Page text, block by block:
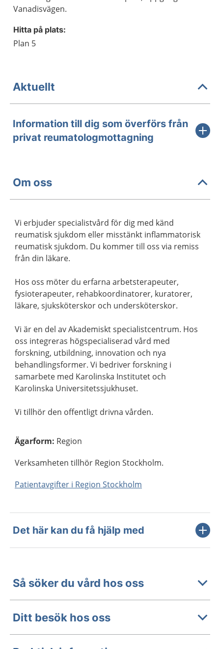
Vanadisvägen.
Hitta på plats:
Plan 5
Aktuellt
Information till dig som överförs från
privat reumatologmottagning
Om oss
Vi erbjuder specialistvård för dig med känd
reumatisk sjukdom eller misstänkt inflammatorisk
reumatisk sjukdom. Du kommer till oss via remiss
från din läkare.
Hos oss möter du erfarna arbetsterapeuter,
fysioterapeuter, rehabkoordinatorer, kuratorer,
läkare, sjuksköterskor och undersköterskor.
Vi är en del av Akademiskt specialistcentrum. Hos
oss integreras högspecialiserad vård med
forskning, utbildning, innovation och nya
behandlingsformer. Vi bedriver forskning i
samarbete med Karolinska Institutet och
Karolinska Universitetssjukhuset.
Vi tillhör den offentligt drivna vården.
Ägarform: Region
Verksamheten tillhör Region Stockholm.
Patientavgifter i Region Stockholm
Det här kan du få hjälp med
Så söker du vård hos oss
Ditt besök hos oss